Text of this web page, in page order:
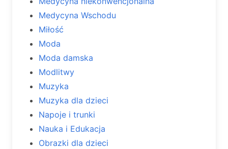
Medycyna Wschodu
Miłość
Moda
Moda damska
Modlitwy
Muzyka
Muzyka dla dzieci
Napoje i trunki
Nauka i Edukacja
Obrazki dla dzieci